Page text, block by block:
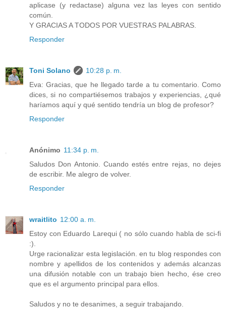
aplicase (y redactase) alguna vez las leyes con sentido
común.
Y GRACIAS A TODOS POR VUESTRAS PALABRAS.
Responder
Toni Solano
10:28 p. m.
Eva: Gracias, que he llegado tarde a tu comentario. Como
dices, si no compartiésemos trabajos y experiencias, ¿qué
haríamos aquí y qué sentido tendría un blog de profesor?
Responder
Anónimo 11:34 p. m.
Saludos Don Antonio. Cuando estés entre rejas, no dejes
de escribir. Me alegro de volver.
Responder
wraitlito 12:00 a. m.
Estoy con Eduardo Larequi ( no sólo cuando habla de sci-fi
:).
Urge racionalizar esta legislación. en tu blog respondes con
nombre y apellidos de los contenidos y además alcanzas
una difusión notable con un trabajo bien hecho, ése creo
que es el argumento principal para ellos.
Saludos y no te desanimes, a seguir trabajando.